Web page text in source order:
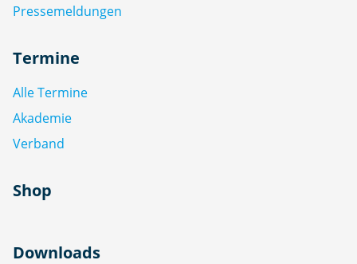
Pressemeldungen
Termine
Alle Termine
Akademie
Verband
Shop
Downloads